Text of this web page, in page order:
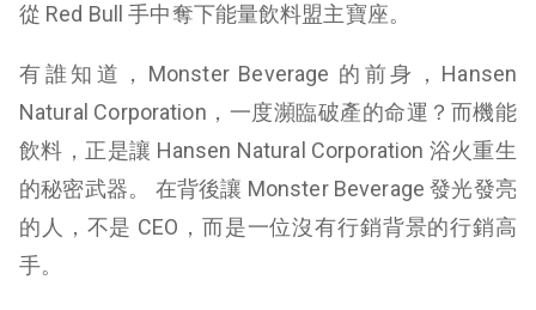
從 Red Bull 手中奪下能量飲料盟主寶座。
有誰知道，Monster Beverage 的前身，Hansen
Natural Corporation，一度瀕臨破產的命運？而機能
飲料，正是讓 Hansen Natural Corporation 浴火重生
的秘密武器。 在背後讓 Monster Beverage 發光發亮
的人，不是 CEO，而是一位沒有行銷背景的行銷高
手。